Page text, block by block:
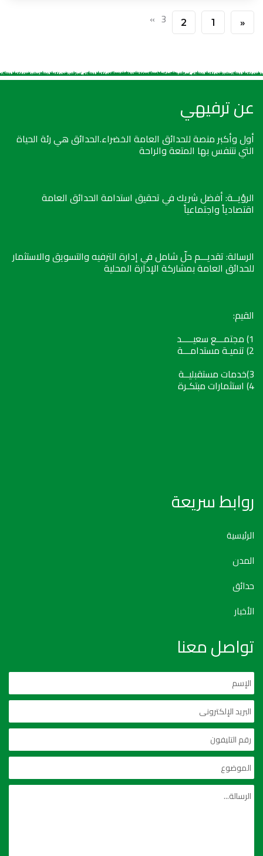
«
1
2
3
»
عن ترفيهي
أول وأكبر منصة للحدائق العامة الخضراء.الحدائق هي رئة الحياة
التي نتنفس بها المتعة والراحة
الرؤيــة: أفضل شريك في تحقيق استدامة الحدائق العامة
اقتصادياً واجتماعياً
الرسالة: تقديـــم حلّ شامل في إدارة الترفيه والتسويق والاستثمار
للحدائق العامة بمشاركة الإدارة المحلية
القيم:
1) مجتمـــع سعيـــــد
2) تنميـة مستدامـــة
3)خدمات مستقبليــة
4) استثمارات مبتكـرة
روابط سريعة
الرئيسية
المدن
حدائق
الأخبار
تواصل معنا